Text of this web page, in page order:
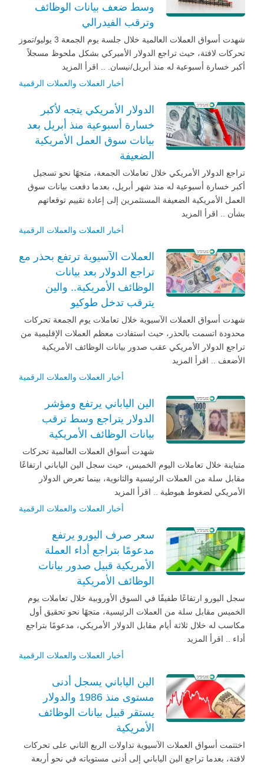
وسط ضعف بيانات الوظائف
وترقب الفيدرالي
شهدت أسواق العملات العالمية خلال جلسة يوم الجمعة 3 يوليو/تموز
تحركات لافتة، حيث تراجع الدولار الأميركي بشكل ملحوظ مسجلاً
أكبر خسارة أسبوعية له منذ أبريل/نيسان. .. اقرأ المزيد
أخبار العملات والعملات الرقمية
الدولار الأمريكي يتجه لأكبر
خسارة أسبوعية منذ أبريل بعد
بيانات سوق العمل الأمريكية
الضعيفة
تراجع الدولار الأمريكي خلال تعاملات الجمعة، متجهًا نحو تسجيل
أكبر خسارة أسبوعية له منذ شهر أبريل، بعدما دفعت بيانات سوق
العمل الأمريكية الضعيفة المستثمرين إلى إعادة تقييم توقعاتهم
بشأن .. اقرأ المزيد
أخبار العملات والعملات الرقمية
العملات الآسيوية ترتفع بحذر مع
تراجع الدولار بعد بيانات
الوظائف الأمريكية.. والين
يترقب تدخل طوكيو
شهدت أسواق العملات الآسيوية خلال تعاملات يوم الجمعة تحركات
محدودة اتسمت بالحذر، حيث استفادت معظم العملات الإقليمية من
تراجع الدولار الأمريكي عقب صدور بيانات الوظائف الأمريكية
الأضعف .. اقرأ المزيد
أخبار العملات والعملات الرقمية
الين الياباني يرتفع ومؤشر
الدولار يتراجع وسط ترقب
بيانات الوظائف الأمريكية
شهدت أسواق العملات العالمية تحركات
متباينة خلال تعاملات اليوم الخميس، حيث سجل الين الياباني ارتفاعًا
مقابل سلة من العملات الرئيسية والثانوية، بينما تعرض الدولار
الأمريكي لضغوط هبوطية .. اقرأ المزيد
أخبار العملات والعملات الرقمية
سعر صرف اليورو يرتفع
مدعومًا بتراجع أداء العملة
الأمريكية قبيل صدور بيانات
الوظائف الأمريكية
سجل اليورو ارتفاعًا طفيفًا في السوق الأوروبية خلال تعاملات يوم
الخميس مقابل سلة من العملات الرئيسية، متجهًا نحو تحقيق أول
مكاسب له خلال ثلاثة أيام مقابل الدولار الأمريكي، مدعومًا بتراجع
أداء .. اقرأ المزيد
أخبار العملات والعملات الرقمية
الين الياباني يسجل أدنى
مستوى منذ 1986 والدولار
يستقر قبيل بيانات الوظائف
الأمريكية
اختتمت أسواق العملات الآسيوية تداولات الربع الثاني على تحركات
لافتة، بعدما تراجع الين الياباني إلى أدنى مستوياته في نحو أربعة